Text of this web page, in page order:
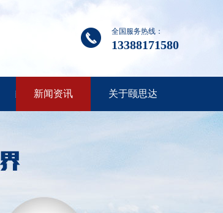
全国服务热线：
13388171580
新闻资讯 关于颐思达